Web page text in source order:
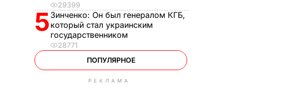
29399
5 Зинченко: Он был генералом КГБ,
который стал украинским
государственником
28771
ПОПУЛЯРНОЕ
РЕКЛАМА